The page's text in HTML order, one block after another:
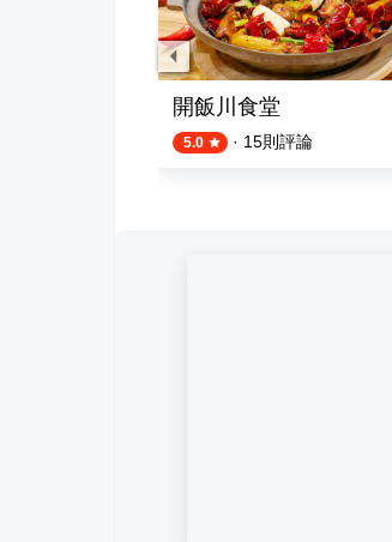
開飯川食堂
5.0 · 15則評論